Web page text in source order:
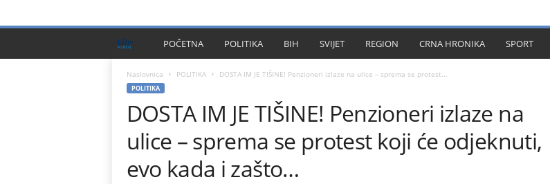
I
H
l
POČETNA POLITIKA BIH SVIJET REGION CRNA HRONIKA SPORT
Naslovnica POLITIKA DOSTA IM JE TIŠINE! Penzioneri izlaze na ulice – sprema se protest...
POLITIKA
DOSTA IM JE TIŠINE! Penzioneri izlaze na
ulice – sprema se protest koji će odjeknuti,
evo kada i zašto…